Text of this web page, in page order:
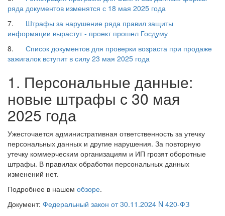
ряда документов изменятся с 18 мая 2025 года
7. Штрафы за нарушение ряда правил защиты
информации вырастут - проект прошел Госдуму
8. Список документов для проверки возраста при продаже
зажигалок вступит в силу 23 мая 2025 года
1. Персональные данные:
новые штрафы с 30 мая
2025 года
Ужесточается административная ответственность за утечку
персональных данных и другие нарушения. За повторную
утечку коммерческим организациям и ИП грозят оборотные
штрафы. В правилах обработки персональных данных
изменений нет.
Подробнее в нашем обзоре.
Документ: Федеральный закон от 30.11.2024 N 420-ФЗ